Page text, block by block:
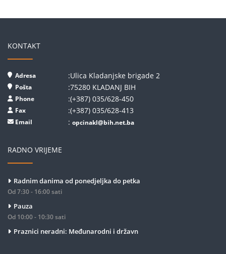
KONTAKT
Adresa :Ulica Kladanjske brigade 2
Pošta :75280 KLADANJ BIH
Phone :(+387) 035/628-450
Fax :(+387) 035/628-413
Email : opcinakl@bih.net.ba
RADNO VRIJEME
Radnim danima od ponedjeljka do petka
Od 7:30 - 16:00 sati
Pauza
Od 10:00 - 10:30 sati
Praznici neradni: Međunarodni i državn